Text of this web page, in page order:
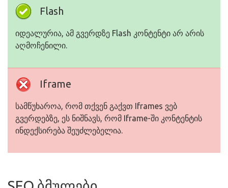
Flash
იდეალურია, ამ გვერდზე Flash კონტენტი არ არის
აღმოჩენილი.
Iframe
სამწუხაროა, რომ თქვენ გაქვთ Iframes ვებ
გვერდებზე, ეს ნიშნავს, რომ Iframe-ში კონტენტის
ინდექსირება შეუძლებელია.